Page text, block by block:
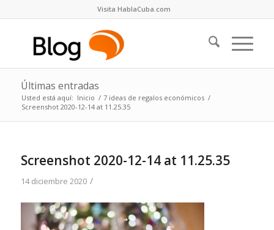
Visita HablaCuba.com
Últimas entradas
Usted está aquí: Inicio / 7 ideas de regalos económicos /
Screenshot 2020-12-14 at 11.25.35
Screenshot 2020-12-14 at 11.25.35
14 diciembre 2020 /